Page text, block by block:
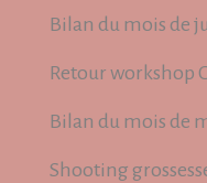
Bilan du mois de
Retour workshop
Bilan du mois de
Shooting